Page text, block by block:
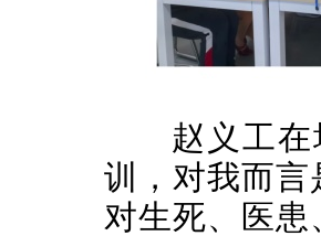
赵义工
训，对我而
对生死、医